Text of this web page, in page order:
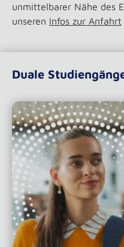
unmittelbarer Nähe des
unseren Infos zur Anfahrt
Duale